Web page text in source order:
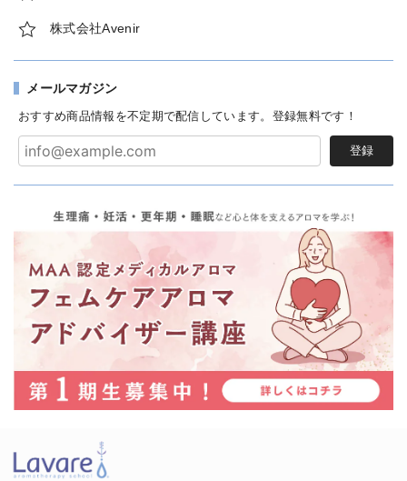
株式会社Avenir
メールマガジン
おすすめ商品情報を不定期で配信しています。登録無料です！
登録